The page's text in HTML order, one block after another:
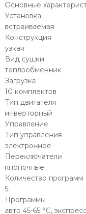
Основные
Установка
встраиваемая
Конструкция
узкая
Вид сушки
теплообменник
Загрузка
10 комплектов
Тип двигателя
инверторный
Управление
Тип управления
электронное
Переключатели
кнопочные
Количество программ
5
Программы
авто 45-65 °С,